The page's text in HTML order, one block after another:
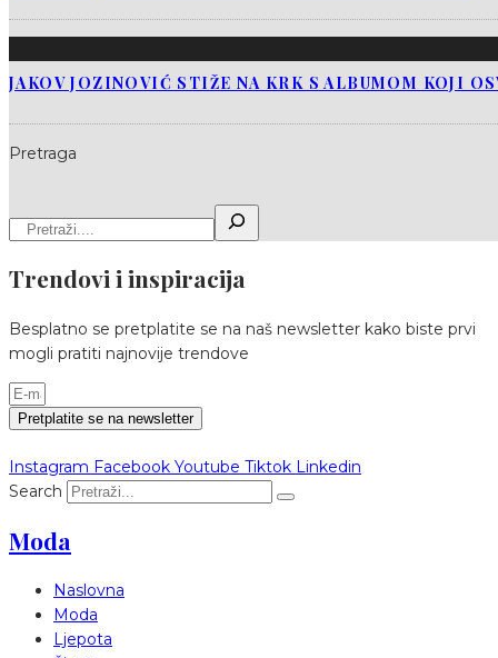
JAKOV JOZINOVIĆ STIŽE NA KRK S ALBUMOM KOJI
Pretraga
Trendovi i inspiracija
Besplatno se pretplatite se na naš newsletter kako biste prvi
mogli pratiti najnovije trendove
Pretplatite se na newsletter
Instagram Facebook Youtube Tiktok Linkedin
Search
Moda
Naslovna
Moda
Ljepota